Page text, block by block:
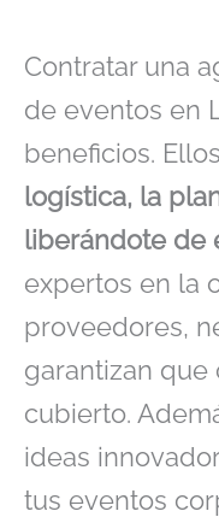
Contratar una
de eventos en
beneficios.
logística, la
liberándote de
expertos en la
proveedores,
garantizan
cubierto.
ideas
tus eventos